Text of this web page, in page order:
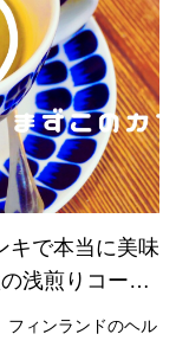
キで本当に美味
浅煎りコーヒ
フィンランドのヘル